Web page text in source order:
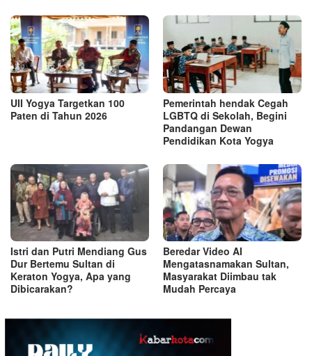
UII Yogya Targetkan 100
Paten di Tahun 2026
Pemerintah hendak Cegah
LGBTQ di Sekolah, Begini
Pandangan Dewan
Pendidikan Kota Yogya
Istri dan Putri Mendiang Gus
Dur Bertemu Sultan di
Keraton Yogya, Apa yang
Dibicarakan?
Beredar Video AI
Mengatasnamakan Sultan,
Masyarakat Diimbau tak
Mudah Percaya